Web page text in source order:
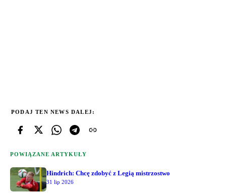
PODAJ TEN NEWS DALEJ:
POWIĄZANE ARTYKUŁY
Hindrich: Chcę zdobyć z Legią mistrzostwo
31 lip 2026